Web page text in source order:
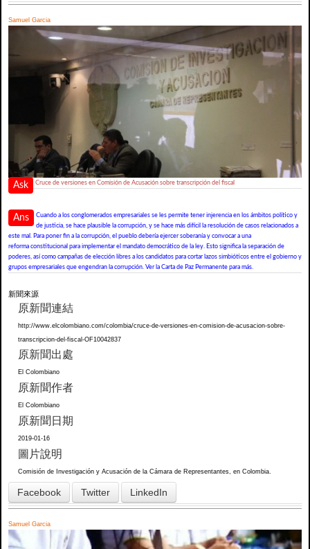
Samuel Garcia
Ask Cruce de versiones en Comisión de Acusación sobre transcripción del fiscal
Ans
Cuando a los conglomerados empresariales se les permite tener injerencia en los ámbitos político y
de justicia, se hace plausible la corrupción, y se hace más difícil la resolución de casos relacionados a
este mal. Para poner fin a la corrupción, el pueblo debería ejercer soberanía y convocar a una
reforma constitucional para implementar el mandato democrático de la ley. Esto significa la separación de
poderes, así como campañas de elección libres a los candidatos para cortar lazos simbióticos entre el gobierno y
grupos empresariales que engendran la corrupción. Ver la Carta de Paz Permanente para más.
新聞來源
原新聞連結
http://www.elcolombiano.com/colombia/cruce-de-versiones-en-comision-de-acusacion-sobre-
transcripcion-del-fiscal-OF10042837
原新聞出處
El Colombiano
原新聞作者
El Colombiano
原新聞日期
2019-01-16
圖片說明
Comisión de Investigación y Acusación de la Cámara de Representantes, en Colombia.
Facebook Twitter LinkedIn
Samuel Garcia